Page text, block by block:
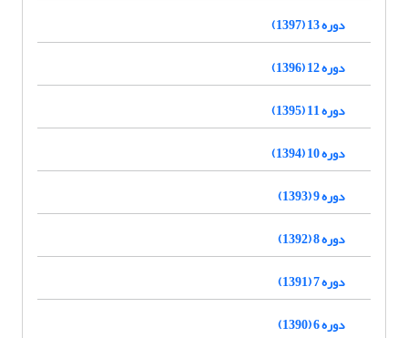
دوره 13 (1397)
دوره 12 (1396)
دوره 11 (1395)
دوره 10 (1394)
دوره 9 (1393)
دوره 8 (1392)
دوره 7 (1391)
دوره 6 (1390)